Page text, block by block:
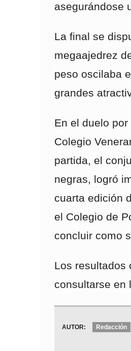
asegurándose
La final se
megaajedrez
peso oscilaba
grandes
En el duelo
Colegio
partida, el
negras, logró
cuarta edición
el Colegio de
concluir como
Los resultados
consultarse en
AUTOR: Redacción